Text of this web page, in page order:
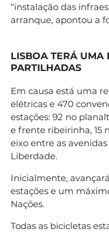
“instalação das
arranque, apontou a
LISBOA TERÁ UMA
PARTILHADAS
Em causa está uma
elétricas e 470
estações: 92 no
e frente ribeirinha, 15
eixo entre as
Liberdade.
Inicialmente,
estações e um
Nações.
Todas as bicicletas